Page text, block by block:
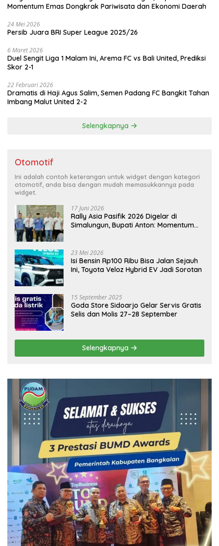
Momentum Emas Dongkrak Pariwisata dan Ekonomi Daerah
24 Mei 2026
Persib Juara BRI Super League 2025/26
6 Maret 2026
Duel Sengit Liga 1 Malam Ini, Arema FC vs Bali United, Prediksi
Skor 2-1
22 Februari 2026
Dramatis di Haji Agus Salim, Semen Padang FC Bangkit Tahan
Imbang Malut United 2-2
Selengkapnya
Otomotif
Ini adalah contoh keterangan untuk widget dengan kategori
otomotif, anda bisa dengan mudah memasukkannya pada
widget.
17 Juni 2026
Rally Asia Pasifik 2026 Digelar di
Simalungun, Bupati Anton: Momentum
23 Mei 2026
Isi Bensin Rp100 Ribu Bisa Jalan Sejauh
Ini, Toyota Veloz Hybrid EV Jadi Sorotan
15 September 2025
Goda Store Sidoarjo Gelar Servis Gratis
Selis dan Molis 27–28 September
Selengkapnya